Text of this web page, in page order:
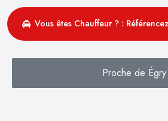
Vous êtes Chauffeur ? :
Proche de Égry